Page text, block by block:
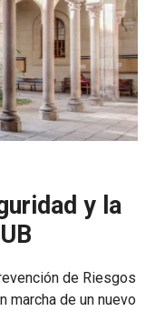
y la
de Riesgos
marcha de un nuevo